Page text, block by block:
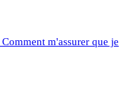
Comment m'assurer que je